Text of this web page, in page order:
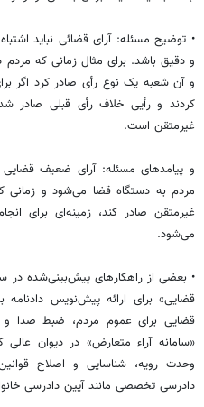
• توضیح مسئله: آرای قضائی نباید
و دقیق باشد. برای مثال زمانی که
و آن شعبه یک نوع رأی صادر کرد اگر
کردند و رأیی خلاف رأی قبلی صادر
غیرمتقن است.
و پیامدهای مسئله: آرای ضعیف
مردم به دستگاه قضا می‌شود و زمانی
غیرمتقن صادر کند، زمینه‌ای برای
می‌شود.
• بعضی از راهکارهای پیش‌بینی‌شده در
قضایی» برای ارائه پیش‌نویس
قضایی برای عموم مردم، ضبط صدا و
«سامانه آراء متعارض» در دیوان
وحدت رویه، شناسایی و اصلاح
دادرسی تخصصی مانند آیین دادرسی